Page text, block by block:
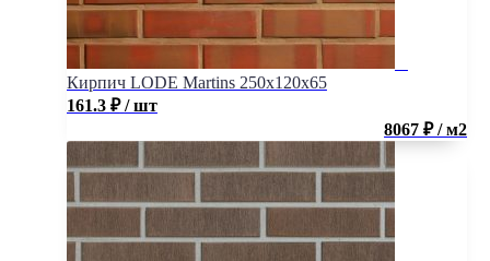
Кирпич LODE Martins 250x120x65
161.3 ₽ / шт
8067 ₽ / м2